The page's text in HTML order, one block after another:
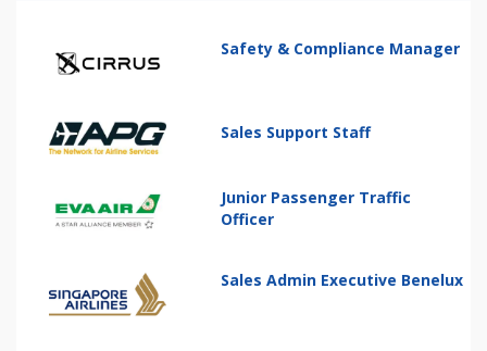
Safety & Compliance Manager
Sales Support Staff
Junior Passenger Traffic
Officer
Sales Admin Executive Benelux